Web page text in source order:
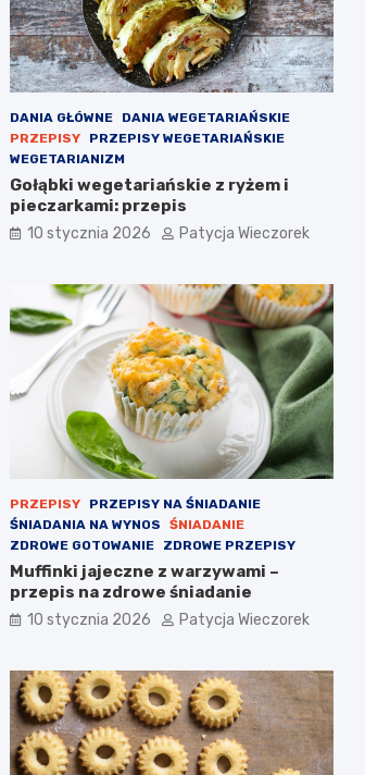
DANIA GŁÓWNE
DANIA WEGETARIAŃSKIE
PRZEPISY
PRZEPISY WEGETARIAŃSKIE
WEGETARIANIZM
Gołąbki wegetariańskie z ryżem i
pieczarkami: przepis
10 stycznia 2026 Patycja Wieczorek
PRZEPISY
PRZEPISY NA ŚNIADANIE
ŚNIADANIA NA WYNOS
ŚNIADANIE
ZDROWE GOTOWANIE
ZDROWE PRZEPISY
Muffinki jajeczne z warzywami –
przepis na zdrowe śniadanie
10 stycznia 2026 Patycja Wieczorek